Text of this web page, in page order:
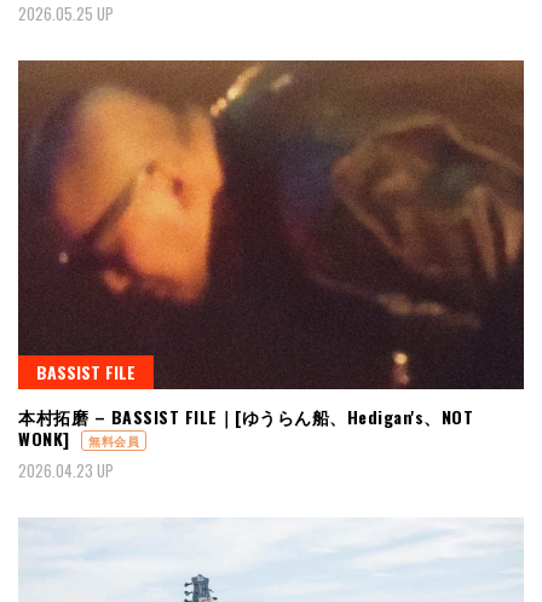
2026.05.25 UP
BASSIST FILE
本村拓磨 – BASSIST FILE｜[ゆうらん船、Hedigan's、NOT
WONK]
無料会員
2026.04.23 UP